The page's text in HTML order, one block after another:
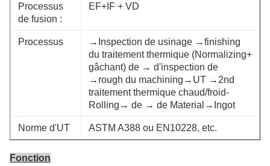
Processus
de fusion :
EF+IF + VD
Processus
→Inspection de usinage →finishing
du traitement thermique (Normalizing+
gâchant) de → d'inspection de
→rough du machining→UT →2nd
traitement thermique chaud/froid-
Rolling→ de → de Material→Ingot
Norme d'UT ASTM A388 ou EN10228, etc.
Fonction